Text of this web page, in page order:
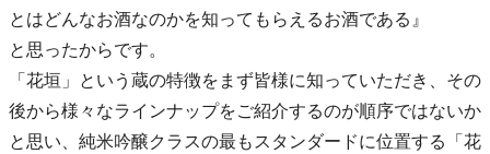
とはどんなお酒なのかを知ってもらえるお酒である』
と思ったからです。
「花垣」という蔵の特徴をまず皆様に知っていただき、その
後から様々なラインナップをご紹介するのが順序ではないか
と思い、純米吟醸クラスの最もスタンダードに位置する「花